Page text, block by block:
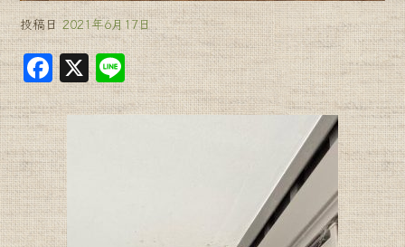
投稿日 2021年6月17日
F
a
c
e
b
o
X Li
n
e